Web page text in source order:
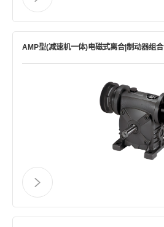
AMP型(减速机一体)电磁式离合|制动器组合